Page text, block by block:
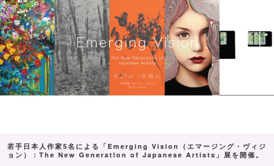
若手日本人作家5名による「Emerging Vision（エマージング・ヴィジ
ョン）：The New Generation of Japanese Artists」展を開催。